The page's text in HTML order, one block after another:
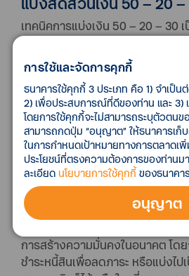
เทคนิคการแบ่งเงิน 50 – 20 – 30
เงินเดือนได้อย่างมีประสิทธิภาพ โ
สุทธิหลังหักภาษีเป็น 3 ส่วน ดังนี้
50% สำหรับค่าใช้จ่ายที่จำเป็น
รายจ่ายที่ต้องเจอทุกเดือนของพนั
รายจ่ายที่ไม่สามารถหลีกเลี่ยงได้ ไม่
ค่าอาหาร และสิ่งจำเป็นในชีวิตประ
ต้องแบ่งสัดส่วนเงินในส่วนนี้ให้มาก
20% สำหรับการชำระหนี้สิน หรือแ
การสร้างความมั่นคงในอนาคต โดย
ชำระหนี้สินเพื่อลดภาระ หรือแบ่งไป
การใช้และจัดการคุกกี้
ธนาคารใช้คุกกี้ 3 ประเภท คือ 1) จำเป็น
2) เพื่อประสบการณ์ที่ดีของท่าน และ 3)
โดยการใช้คุกกี้จะไม่สามารถระบุตัวตนข
สามารถกดปุ่ม “อนุญาต” ให้ธนาคารเก็
ในการกำหนดเป้าหมายทางการตลาดเ
ประโยชน์ที่ตรงความต้องการของท่านม
ละเอียด นโยบายการใช้คุกกี้ของธนาคา
อนุญาต